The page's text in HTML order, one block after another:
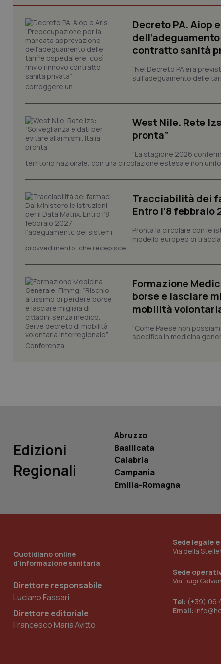
Decreto PA. Aiop
contratto sanità
“Nel Decreto PA era
sull'adeguamento delle
correggere un...
West Nile. Rete
pronta”
“La stagione 2026
territorio nazionale, con una circolazione estesa e non
Tracciabilità dei
Entro l’8 febbraio
Pronta la circolare con le
modello europeo di
provvedimento, che recepisce...
Formazione
borse e lasciare
mobilità
“Come Paese non
specifica in medicina
Conferenza...
Edizioni
Regionali
Abruzzo
Basilicata
Calabria
Campania
Emilia-Romagna
Quotidiano online
d'informazione sanitaria
Direttore responsabile
Luciano Fassari
Direttore editoriale
Francesco Maria Avitto
Sede legale
Via della
Sede
Via Luigi
Tel: (+39) 06
Email:
I cookie necessari
e l'accesso alle
Nome
tracking-enable
tracking-sites-
_ga
PHPSESSID
__Secure-
ROLLOUT_TOKEN
ironfish-tracking-
named-enable